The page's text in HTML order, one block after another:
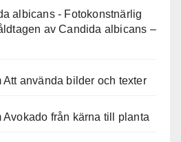
albicans - Fotokonstnärlig
av Candida albicans –
Att använda bilder och texter
Avokado från kärna till planta